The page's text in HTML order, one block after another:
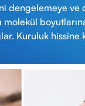
dengelemeye ve
molekül
Kuruluk hissine